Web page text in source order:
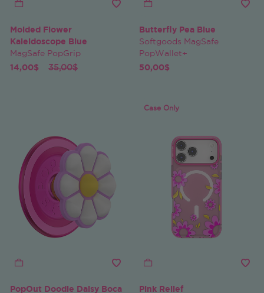
Molded Flower
Kaleidoscope Blue
MagSafe PopGrip
Price reduced from
35,00$to
14,00$
Butterfly Pea Blue
Softgoods MagSafe
PopWallet+
50,00$
PopOut Doodle Daisy Boca
Case Only
Pink Relief